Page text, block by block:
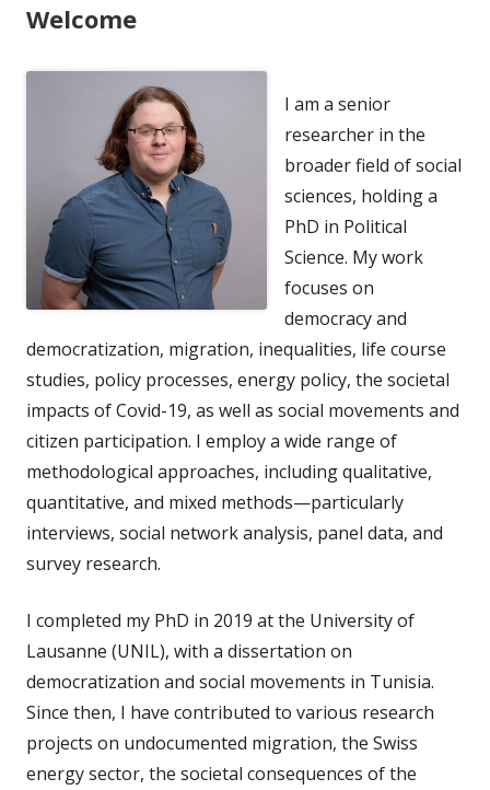
Welcome
I am a senior
researcher in the
broader field of social
sciences, holding a
PhD in Political
Science. My work
focuses on
democracy and
democratization, migration, inequalities, life course
studies, policy processes, energy policy, the societal
impacts of Covid-19, as well as social movements and
citizen participation. I employ a wide range of
methodological approaches, including qualitative,
quantitative, and mixed methods—particularly
interviews, social network analysis, panel data, and
survey research.
I completed my PhD in 2019 at the University of
Lausanne (UNIL), with a dissertation on
democratization and social movements in Tunisia.
Since then, I have contributed to various research
projects on undocumented migration, the Swiss
energy sector, the societal consequences of the